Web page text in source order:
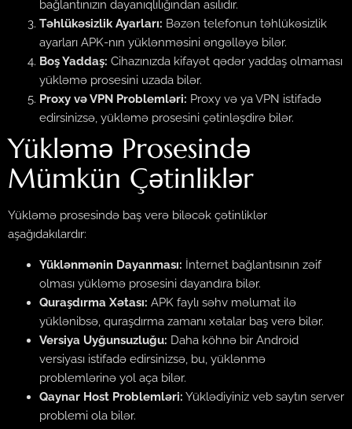
bağlantınızın dayanıqlılığından asılıdır.
Təhlükəsizlik Ayarları: Bəzən telefonun təhlükəsizlik
ayarları APK-nın yüklənməsini əngəlləyə bilər.
Boş Yaddaş: Cihazınızda kifayət qədər yaddaş olmaması
yükləmə prosesini uzada bilər.
Proxy və VPN Problemləri: Proxy və ya VPN istifadə
edirsinizsə, yükləmə prosesini çətinləşdirə bilər.
Yükləmə Prosesində
Mümkün Çətinliklər
Yükləmə prosesində baş verə biləcək çətinliklər
aşağıdakılardır:
Yüklənmənin Dayanması: İnternet bağlantısının zəif
olması yükləmə prosesini dayandıra bilər.
Quraşdırma Xətası: APK faylı səhv məlumat ilə
yüklənibsə, quraşdırma zamanı xətalar baş verə bilər.
Versiya Uyğunsuzluğu: Daha köhnə bir Android
versiyası istifadə edirsinizsə, bu, yüklənmə
problemlərinə yol aça bilər.
Qaynar Host Problemləri: Yüklədiyiniz veb saytın server
problemi ola bilər.